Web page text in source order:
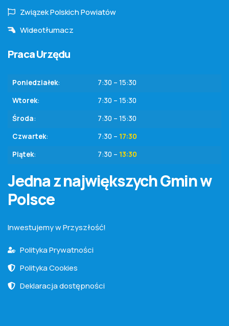
Praca Urzędu
Poniedziałek:
7:30 – 15:30
Wtorek:
7:30 – 15:30
Środa:
7:30 – 15:30
Czwartek: 7:30 – 17:30
Piątek: 7:30 – 13:30
Związek Polskich Powiatów
Wideotłumacz
Jedna z największych Gmin w
Polsce
Inwestujemy w Przyszłość!
Polityka Prywatności
Polityka Cookies
Deklaracja dostępności